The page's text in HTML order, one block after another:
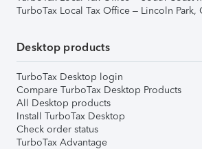
TurboTax Local Tax Office – Lincoln Park,
Desktop products
TurboTax Desktop login
Compare TurboTax Desktop Products
All Desktop products
Install TurboTax Desktop
Check order status
TurboTax Advantage